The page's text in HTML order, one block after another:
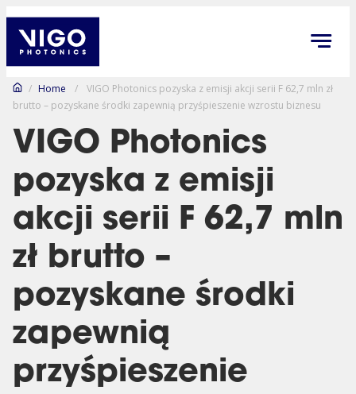
/ Home /
VIGO Photonics pozyska z emisji akcji serii F 62,7 mln zł
brutto – pozyskane środki zapewnią przyśpieszenie wzrostu biznesu
VIGO Photonics
pozyska z emisji
akcji serii F 62,7 mln
zł brutto –
pozyskane środki
zapewnią
przyśpieszenie